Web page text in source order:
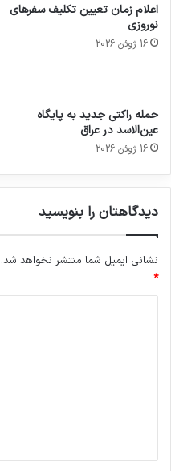
اعلام زمان تعیین تکلیف سفرهای
نوروزی
16 ژوئن 2026
حمله راکتی جدید به پایگاه
عین‌الاسد در عراق
16 ژوئن 2026
دیدگاهتان را بنویسید
نشانی ایمیل شما منتشر نخواهد شد.
*